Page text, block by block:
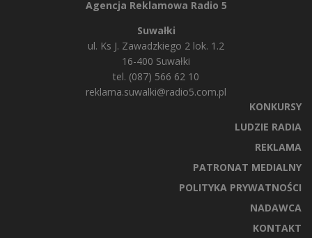
Agencja Reklamowa Radio 5
Suwałki
ul. Ks J. Zawadzkiego 2 lok. 1.2
16-400 Suwałki
tel. (087) 566 62 10
reklama.suwalki@radio5.com.pl
KONKURSY
LUDZIE RADIA
REKLAMA
PATRONAT MEDIALNY
POLITYKA PRYWATNOŚCI
NADAWCA
KONTAKT